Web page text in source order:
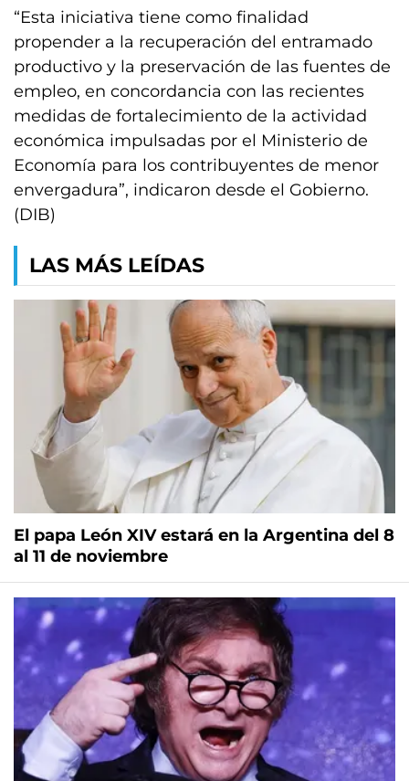
“Esta iniciativa tiene como finalidad
propender a la recuperación del entramado
productivo y la preservación de las fuentes de
empleo, en concordancia con las recientes
medidas de fortalecimiento de la actividad
económica impulsadas por el Ministerio de
Economía para los contribuyentes de menor
envergadura”, indicaron desde el Gobierno.
(DIB)
LAS MÁS LEÍDAS
El papa León XIV estará en la Argentina del 8
al 11 de noviembre